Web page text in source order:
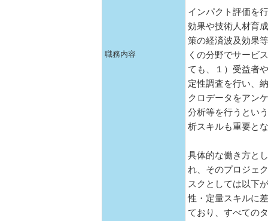
職務内容
インパクト評価を
効果や技術人材育
策の経済波及効果
くの分野でサービ
ても、１）受益者
定性調査を行い、
クロデータをアン
分析等を行うとい
析スキルも重要と
具体的な働き方と
れ、そのプロジェ
スクとしては以下
性・定量スキルに
ており、すべての